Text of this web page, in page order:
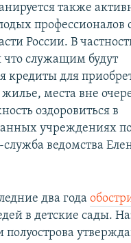
также
профессионалов
России. В
что служащим будут
кредиты для
места вне
оздоровиться в
учреждениях
служба ведомства
два года
в детские сады.
полуострова